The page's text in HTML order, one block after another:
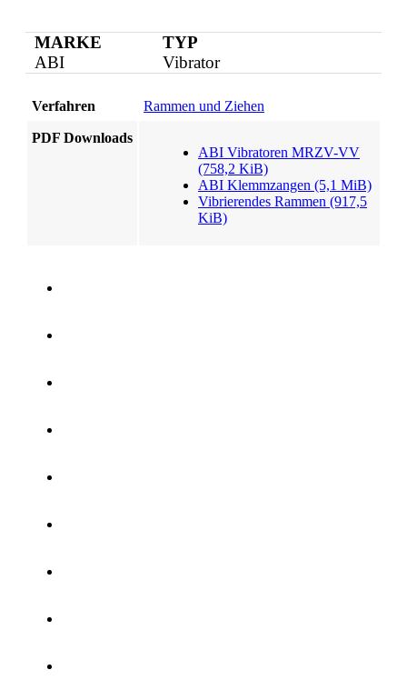
MARKE
ABI
TYP
Vibrator
Verfahren Rammen und Ziehen
PDF Downloads
ABI Vibratoren MRZV-VV
(758,2 KiB)
ABI Klemmzangen (5,1 MiB)
Vibrierendes Rammen (917,5
KiB)